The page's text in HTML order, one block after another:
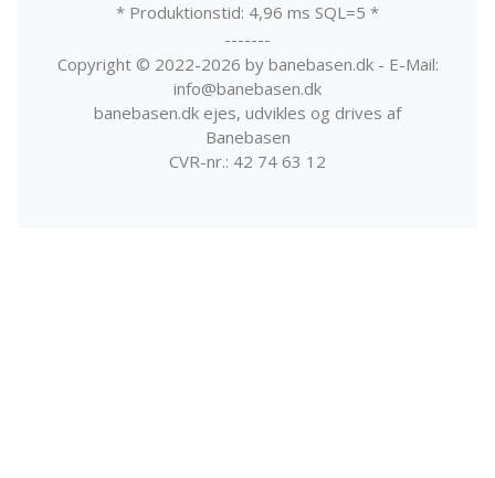
* Produktionstid: 4,96 ms SQL=5 *
-------
Copyright © 2022-2026 by banebasen.dk - E-Mail:
info@banebasen.dk
banebasen.dk ejes, udvikles og drives af
Banebasen
CVR-nr.: 42 74 63 12